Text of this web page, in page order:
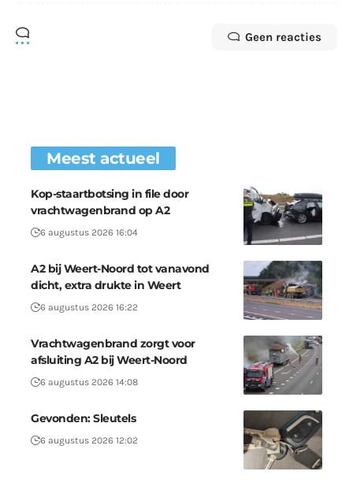
Geen reacties
Meest actueel
Kop-staartbotsing in file door
vrachtwagenbrand op A2
6 augustus 2026 16:04
A2 bij Weert-Noord tot vanavond
dicht, extra drukte in Weert
6 augustus 2026 16:22
Vrachtwagenbrand zorgt voor
afsluiting A2 bij Weert-Noord
6 augustus 2026 14:08
Gevonden: Sleutels
6 augustus 2026 12:02